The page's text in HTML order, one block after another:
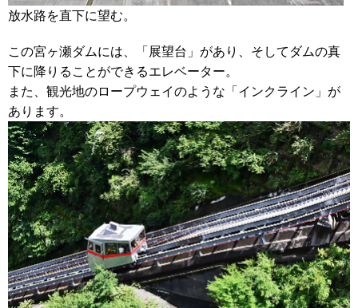
放水路を直下に望む。
この宮ヶ瀬ダムには、「展望台」があり、そしてダムの真
下に降りることができるエレベーター。
また、観光地のロープウェイのような「インクライン」が
あります。